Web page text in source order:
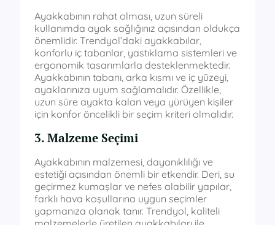
Ayakkabının rahat olması, uzun süreli
kullanımda ayak sağlığınız açısından oldukça
önemlidir. Trendyol’daki ayakkabılar,
konforlu iç tabanlar, yastıklama sistemleri ve
ergonomik tasarımlarla desteklenmektedir.
Ayakkabının tabanı, arka kısmı ve iç yüzeyi,
ayaklarınıza uyum sağlamalıdır. Özellikle,
uzun süre ayakta kalan veya yürüyen kişiler
için konfor öncelikli bir seçim kriteri olmalıdır.
3. Malzeme Seçimi
Ayakkabının malzemesi, dayanıklılığı ve
estetiği açısından önemli bir etkendir. Deri, su
geçirmez kumaşlar ve nefes alabilir yapılar,
farklı hava koşullarına uygun seçimler
yapmanıza olanak tanır. Trendyol, kaliteli